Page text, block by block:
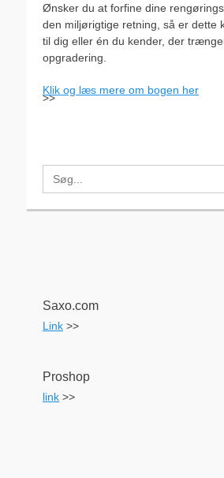
Ønsker du at forfine dine
den miljørigtige retning, så er dette
til dig eller én du kender, der
opgradering.
Klik og læs mere om bogen her
>>
Search
for:
Saxo.com
Link >>
Proshop
link >>